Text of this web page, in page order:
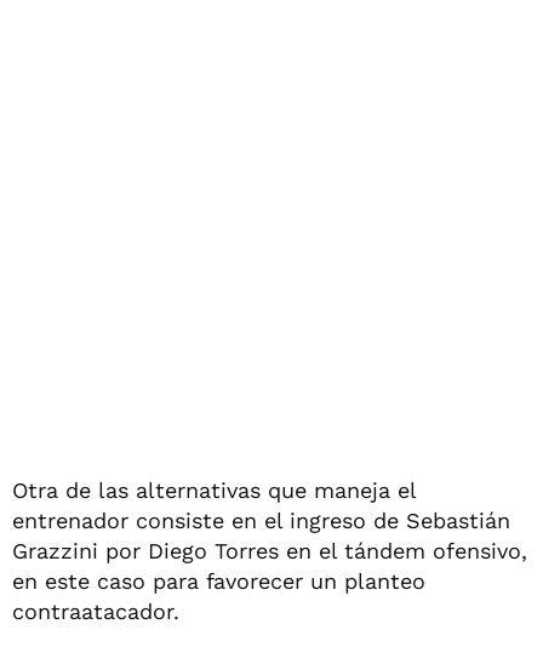
Otra de las alternativas que maneja el
entrenador consiste en el ingreso de Sebastián
Grazzini por Diego Torres en el tándem ofensivo,
en este caso para favorecer un planteo
contraatacador.